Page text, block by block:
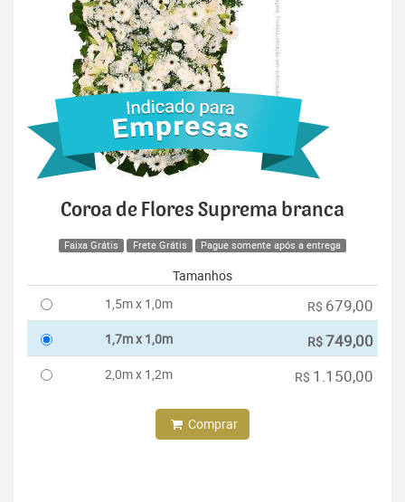
Coroa de Flores Suprema branca
Faixa Grátis Frete Grátis Pague somente após a entrega
Tamanhos
1,5m x 1,0m
R$ 679,00
1,7m x 1,0m R$749,00
2,0m x 1,2m R$ 1.150,00
Comprar